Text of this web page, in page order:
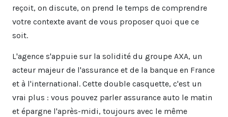
reçoit, on discute, on prend le temps de comprendre
votre contexte avant de vous proposer quoi que ce
soit.
L'agence s'appuie sur la solidité du groupe AXA, un
acteur majeur de l'assurance et de la banque en France
et à l'international. Cette double casquette, c'est un
vrai plus : vous pouvez parler assurance auto le matin
et épargne l'après-midi, toujours avec le même